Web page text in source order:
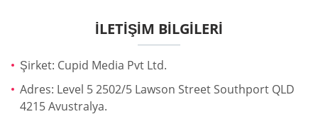
İLETIŞIM BILGILERI
Şirket: Cupid Media Pvt Ltd.
Adres: Level 5 2502/5 Lawson Street Southport QLD
4215 Avustralya.